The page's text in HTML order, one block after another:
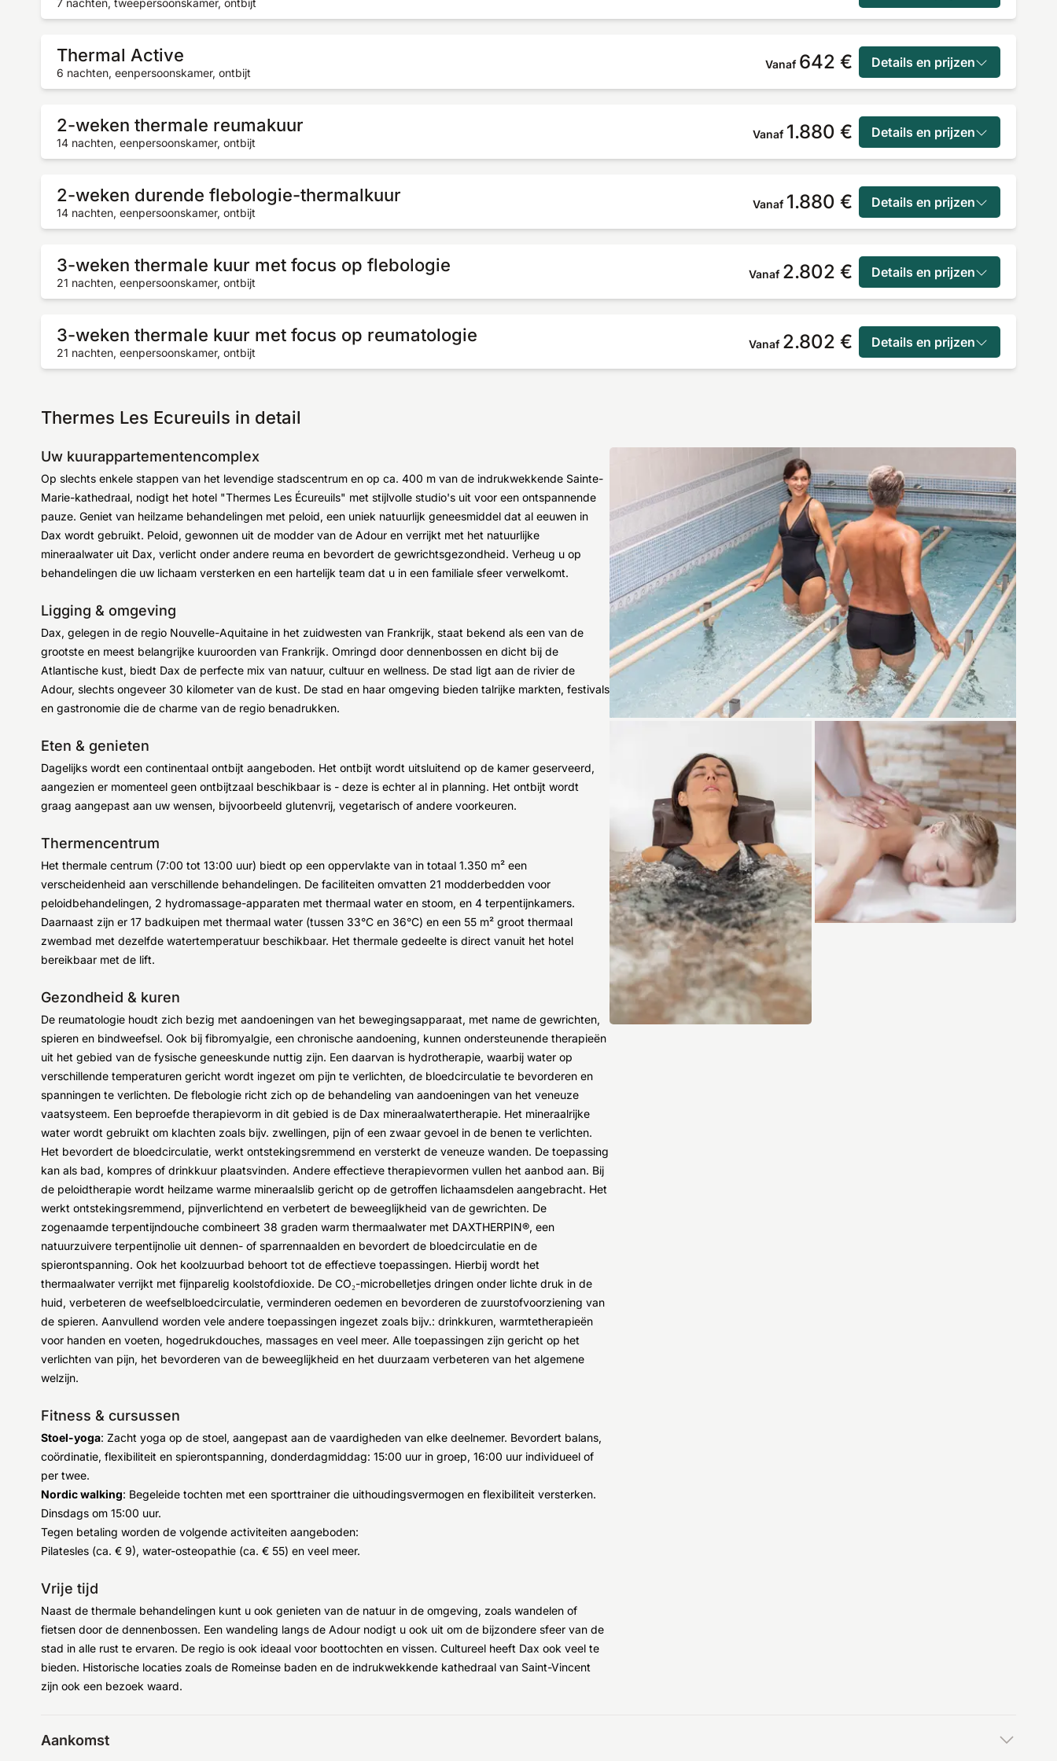
7 nachten, tweepersoonskamer, ontbijt
Thermal Active
6 nachten, eenpersoonskamer, ontbijt
Vanaf 642 € Details en prijzen
2-weken thermale reumakuur
14 nachten, eenpersoonskamer, ontbijt
Vanaf 1.880 € Details en prijzen
2-weken durende flebologie-thermalkuur
14 nachten, eenpersoonskamer, ontbijt
Vanaf 1.880 € Details en prijzen
3-weken thermale kuur met focus op flebologie
21 nachten, eenpersoonskamer, ontbijt
Vanaf 2.802 € Details en prijzen
3-weken thermale kuur met focus op reumatologie
21 nachten, eenpersoonskamer, ontbijt
Vanaf 2.802 € Details en prijzen
Thermes Les Ecureuils in detail
Uw kuurappartementencomplex
Op slechts enkele stappen van het levendige stadscentrum en op ca. 400 m van de indrukwekkende Sainte-
Marie-kathedraal, nodigt het hotel "Thermes Les Écureuils" met stijlvolle studio's uit voor een ontspannende
pauze. Geniet van heilzame behandelingen met peloid, een uniek natuurlijk geneesmiddel dat al eeuwen in
Dax wordt gebruikt. Peloid, gewonnen uit de modder van de Adour en verrijkt met het natuurlijke
mineraalwater uit Dax, verlicht onder andere reuma en bevordert de gewrichtsgezondheid. Verheug u op
behandelingen die uw lichaam versterken en een hartelijk team dat u in een familiale sfeer verwelkomt.
Ligging & omgeving
Dax, gelegen in de regio Nouvelle-Aquitaine in het zuidwesten van Frankrijk, staat bekend als een van de
grootste en meest belangrijke kuuroorden van Frankrijk. Omringd door dennenbossen en dicht bij de
Atlantische kust, biedt Dax de perfecte mix van natuur, cultuur en wellness. De stad ligt aan de rivier de
Adour, slechts ongeveer 30 kilometer van de kust. De stad en haar omgeving bieden talrijke markten, festivals
en gastronomie die de charme van de regio benadrukken.
Eten & genieten
Dagelijks wordt een continentaal ontbijt aangeboden. Het ontbijt wordt uitsluitend op de kamer geserveerd,
aangezien er momenteel geen ontbijtzaal beschikbaar is - deze is echter al in planning. Het ontbijt wordt
graag aangepast aan uw wensen, bijvoorbeeld glutenvrij, vegetarisch of andere voorkeuren.
Thermencentrum
Het thermale centrum (7:00 tot 13:00 uur) biedt op een oppervlakte van in totaal 1.350 m² een
verscheidenheid aan verschillende behandelingen. De faciliteiten omvatten 21 modderbedden voor
peloidbehandelingen, 2 hydromassage-apparaten met thermaal water en stoom, en 4 terpentijnkamers.
Daarnaast zijn er 17 badkuipen met thermaal water (tussen 33°C en 36°C) en een 55 m² groot thermaal
zwembad met dezelfde watertemperatuur beschikbaar. Het thermale gedeelte is direct vanuit het hotel
bereikbaar met de lift.
Gezondheid & kuren
De reumatologie houdt zich bezig met aandoeningen van het bewegingsapparaat, met name de gewrichten,
spieren en bindweefsel. Ook bij fibromyalgie, een chronische aandoening, kunnen ondersteunende therapieën
uit het gebied van de fysische geneeskunde nuttig zijn. Een daarvan is hydrotherapie, waarbij water op
verschillende temperaturen gericht wordt ingezet om pijn te verlichten, de bloedcirculatie te bevorderen en
spanningen te verlichten. De flebologie richt zich op de behandeling van aandoeningen van het veneuze
vaatsysteem. Een beproefde therapievorm in dit gebied is de Dax mineraalwatertherapie. Het mineraalrijke
water wordt gebruikt om klachten zoals bijv. zwellingen, pijn of een zwaar gevoel in de benen te verlichten.
Het bevordert de bloedcirculatie, werkt ontstekingsremmend en versterkt de veneuze wanden. De toepassing
kan als bad, kompres of drinkkuur plaatsvinden. Andere effectieve therapievormen vullen het aanbod aan. Bij
de peloidtherapie wordt heilzame warme mineraalslib gericht op de getroffen lichaamsdelen aangebracht. Het
werkt ontstekingsremmend, pijnverlichtend en verbetert de beweeglijkheid van de gewrichten. De
zogenaamde terpentijndouche combineert 38 graden warm thermaalwater met DAXTHERPIN®, een
natuurzuivere terpentijnolie uit dennen- of sparrennaalden en bevordert de bloedcirculatie en de
spierontspanning. Ook het koolzuurbad behoort tot de effectieve toepassingen. Hierbij wordt het
thermaalwater verrijkt met fijnparelig koolstofdioxide. De CO₂-microbelletjes dringen onder lichte druk in de
huid, verbeteren de weefselbloedcirculatie, verminderen oedemen en bevorderen de zuurstofvoorziening van
de spieren. Aanvullend worden vele andere toepassingen ingezet zoals bijv.: drinkkuren, warmtetherapieën
voor handen en voeten, hogedrukdouches, massages en veel meer. Alle toepassingen zijn gericht op het
verlichten van pijn, het bevorderen van de beweeglijkheid en het duurzaam verbeteren van het algemene
welzijn.
Fitness & cursussen
Stoel-yoga: Zacht yoga op de stoel, aangepast aan de vaardigheden van elke deelnemer. Bevordert balans,
coördinatie, flexibiliteit en spierontspanning, donderdagmiddag: 15:00 uur in groep, 16:00 uur individueel of
per twee.
Nordic walking: Begeleide tochten met een sporttrainer die uithoudingsvermogen en flexibiliteit versterken.
Dinsdags om 15:00 uur.
Tegen betaling worden de volgende activiteiten aangeboden:
Pilatesles (ca. € 9), water-osteopathie (ca. € 55) en veel meer.
Vrije tijd
Naast de thermale behandelingen kunt u ook genieten van de natuur in de omgeving, zoals wandelen of
fietsen door de dennenbossen. Een wandeling langs de Adour nodigt u ook uit om de bijzondere sfeer van de
stad in alle rust te ervaren. De regio is ook ideaal voor boottochten en vissen. Cultureel heeft Dax ook veel te
bieden. Historische locaties zoals de Romeinse baden en de indrukwekkende kathedraal van Saint-Vincent
zijn ook een bezoek waard.
Aankomst